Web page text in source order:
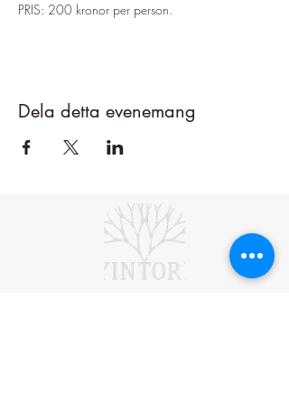
PRIS: 200 kronor per person.
Dela detta evenemang